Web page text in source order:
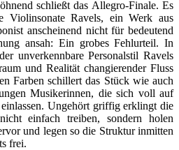
schließt das Allegro-Finale. Es
Violinsonate Ravels, ein Werk aus
anscheinend nicht für bedeutend
ansah: Ein grobes Fehlurteil. In
unverkennbare Personalstil Ravels
und Realität changierender Fluss
Farben schillert das Stück wie auch
Musikerinnen, die sich voll auf
Ungehört griffig erklingt die
einfach treiben, sondern holen
und legen so die Struktur inmitten
frei.